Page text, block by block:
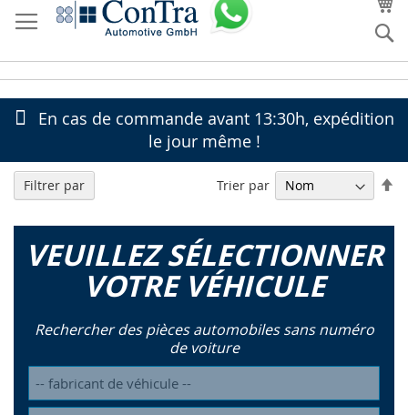
En cas de commande avant 13:30h, expédition
le jour même !
VEUILLEZ SÉLECTIONNER
VOTRE VÉHICULE
Rechercher des pièces automobiles sans numéro
de voiture
Trier par
Filtrer par